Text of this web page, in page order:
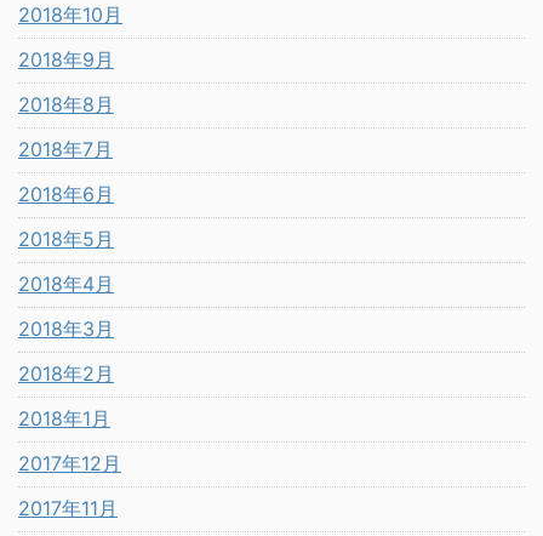
2018年10月
2018年9月
2018年8月
2018年7月
2018年6月
2018年5月
2018年4月
2018年3月
2018年2月
2018年1月
2017年12月
2017年11月